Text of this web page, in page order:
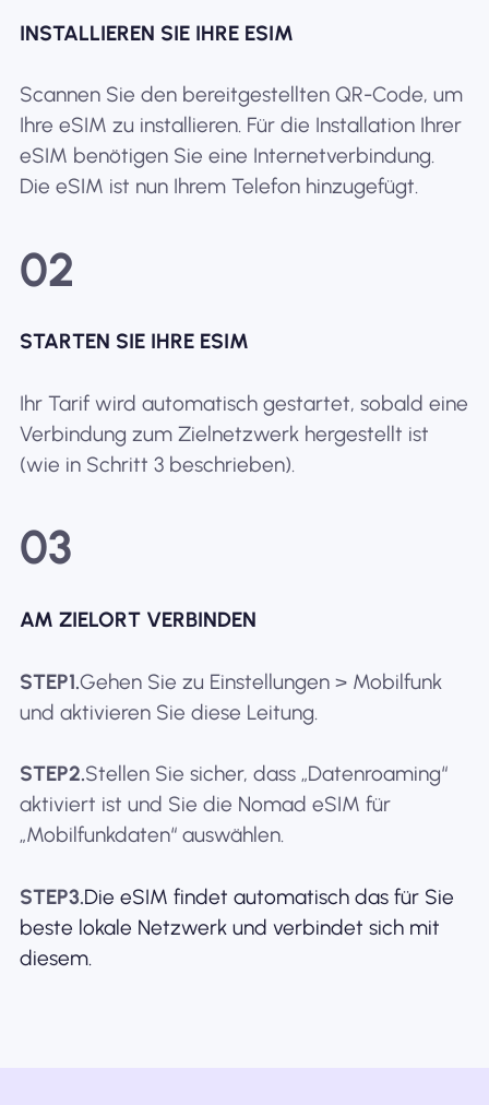
INSTALLIEREN SIE IHRE ESIM
Scannen Sie den bereitgestellten QR-Code, um
Ihre eSIM zu installieren. Für die Installation Ihrer
eSIM benötigen Sie eine Internetverbindung.
Die eSIM ist nun Ihrem Telefon hinzugefügt.
02
STARTEN SIE IHRE ESIM
Ihr Tarif wird automatisch gestartet, sobald eine
Verbindung zum Zielnetzwerk hergestellt ist
(wie in Schritt 3 beschrieben).
03
AM ZIELORT VERBINDEN
STEP1.Gehen Sie zu Einstellungen > Mobilfunk
und aktivieren Sie diese Leitung.
STEP2.Stellen Sie sicher, dass „Datenroaming“
aktiviert ist und Sie die Nomad eSIM für
„Mobilfunkdaten“ auswählen.
STEP3.Die eSIM findet automatisch das für Sie
beste lokale Netzwerk und verbindet sich mit
diesem.